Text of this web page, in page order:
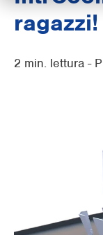
Industria grafica
Raffrescamento di
Français
ragazzi!
2 min. lettura -